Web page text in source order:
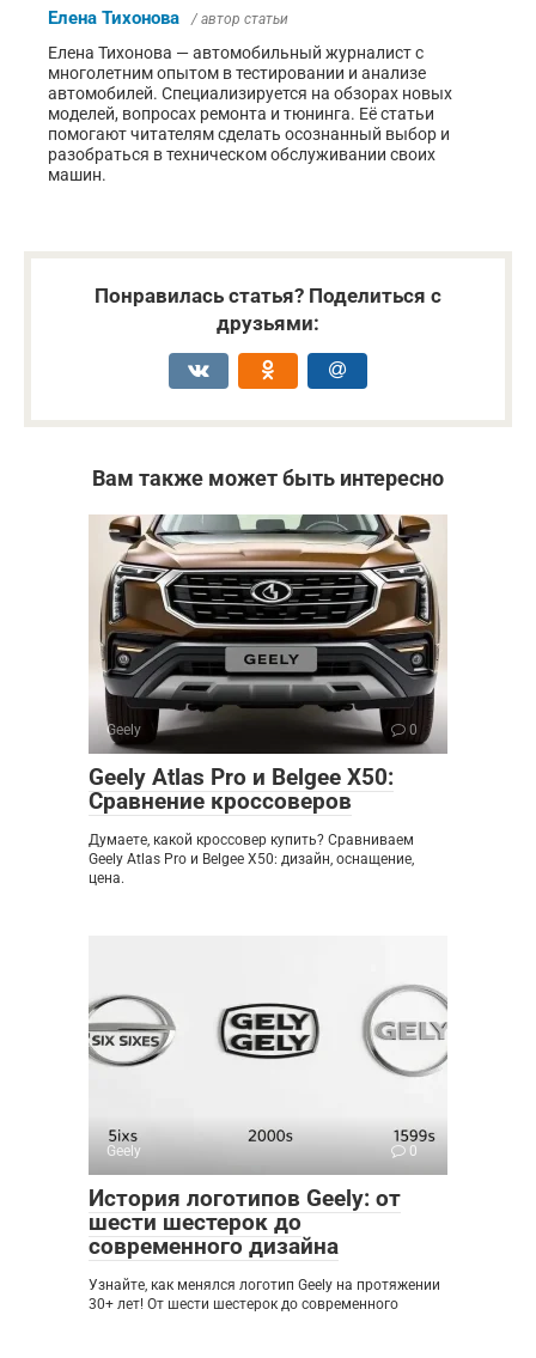
Елена Тихонова / автор статьи
Елена Тихонова — автомобильный журналист с
многолетним опытом в тестировании и анализе
автомобилей. Специализируется на обзорах новых
моделей, вопросах ремонта и тюнинга. Её статьи
помогают читателям сделать осознанный выбор и
разобраться в техническом обслуживании своих
машин.
Понравилась статья? Поделиться с
друзьями:
Вам также может быть интересно
Geely 0
Geely Atlas Pro и Belgee X50:
Сравнение кроссоверов
Думаете, какой кроссовер купить? Сравниваем
Geely Atlas Pro и Belgee X50: дизайн, оснащение,
цена.
Geely 0
История логотипов Geely: от
шести шестерок до
современного дизайна
Узнайте, как менялся логотип Geely на протяжении
30+ лет! От шести шестерок до современного